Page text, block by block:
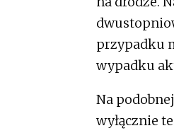
przypadku
wypadku
Na
wyłącznie